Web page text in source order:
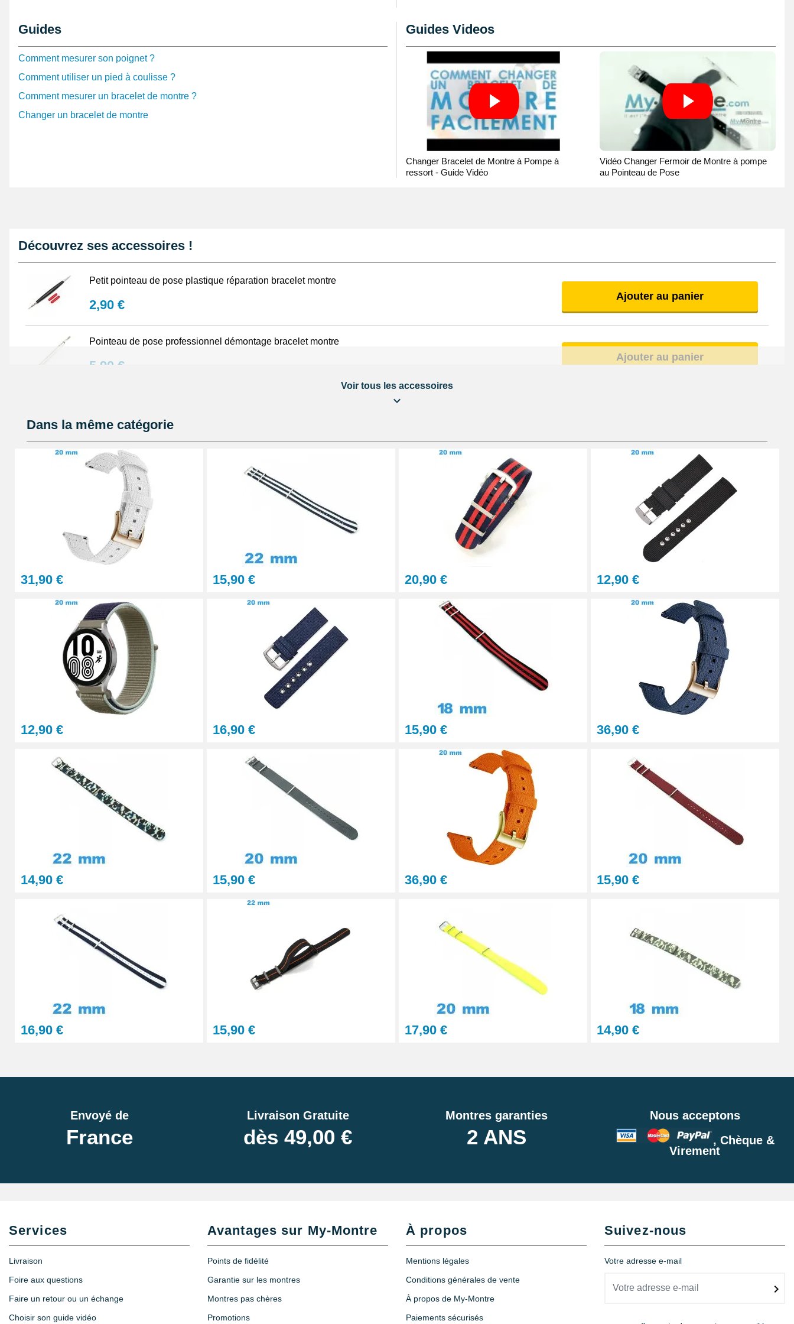
montre
épluchant les horlogères de la page
est présenté pour ouvrir ce genre de bracelet nylon. Celui-ci est formé pour
Guides
Comment mesurer son poignet ?
Comment utiliser un pied à coulisse ?
Comment mesurer un bracelet de montre ?
Changer un bracelet de montre
Guides Videos
Changer Bracelet de Montre à Pompe à
ressort - Guide Vidéo
Vidéo Changer Fermoir de Montre à pompe
au Pointeau de Pose
Découvrez ses accessoires !
Petit pointeau de pose plastique réparation bracelet montre
2,90 €
Ajouter au panier
Pointeau de pose professionnel démontage bracelet montre
5,90 €
Ajouter au panier
32,90 €
Pointeau de pose de précision réparation bracelet montre
4,90 €
Ajouter au panier
Kit Réparation Bracelet Montre 2 Pompes au choix + 1 Pointeau de pose
4,90 €
À configurer
Sacoche pour réparation de montre - 12 outils
32,90 €
Ajouter au panier
Gros pointeau de pose manipulation bracelet montre
4,90 €
Ajouter au panier
Pointeau de pose à 2 têtes
Ajouter au panier
Outil pointeau de pose suisse professionnel BERGEON
28,90 €
Ajouter au panier
Pointeau de Pose Tête Interchangeable
9,90 €
Kit Réparation Montre Multifonction
Sacoche Outils Horlogerie complet de Réparation - 13 pièces
45,90 €
Ajouter au panier
Voir tous les accessoires
Dans la même catégorie
31,90 € 15,90 € 20,90 € 12,90 €
12,90 € 16,90 € 15,90 € 36,90 €
14,90 € 15,90 € 36,90 € 15,90 €
16,90 € 15,90 € 17,90 € 14,90 €
Envoyé de
France
Livraison Gratuite
dès 49,00 €
Montres garanties
2 ANS
Nous acceptons
, Chèque &
Virement
Services
Livraison
Foire aux questions
Faire un retour ou un échange
Choisir son guide vidéo
Avantages sur My-Montre
Points de fidélité
Garantie sur les montres
Montres pas chères
Promotions
À propos
Mentions légales
Conditions générales de vente
À propos de My-Montre
Paiements sécurisés
Suivez-nous
Votre adresse e-mail